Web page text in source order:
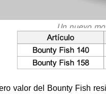
Un nuevo
valor del Bounty Fish